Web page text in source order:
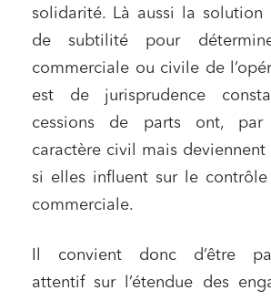
solidarité. Là aussi la solution
de subtilité pour
commerciale ou civile de
est de jurisprudence
cessions de parts ont, par
caractère civil mais deviennent
si elles influent sur le
commerciale.
Il convient donc d’être
attentif sur l’étendue des